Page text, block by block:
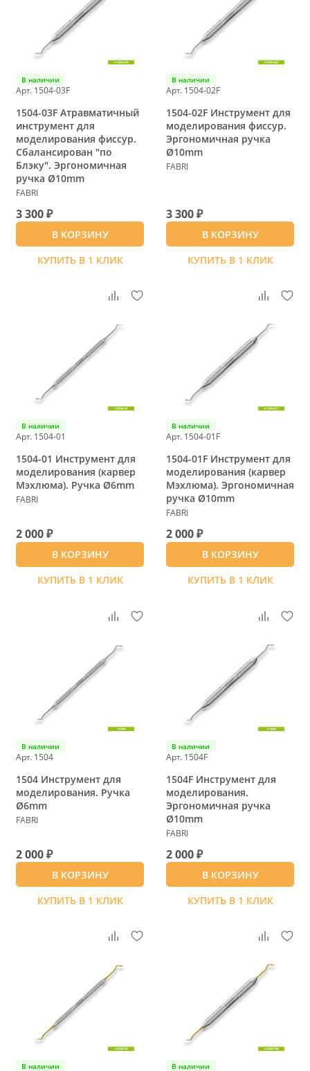
В наличии
Арт. 1504-03F
1504-03F Атравматичный
инструмент для
моделирования фиссур.
Сбалансирован "по
Блэку". Эргономичная
ручка Ø10mm
FABRI
3 300 ₽
В КОРЗИНУ
КУПИТЬ В 1 КЛИК
В наличии
Арт. 1504-02F
1504-02F Инструмент для
моделирования фиссур.
Эргономичная ручка
Ø10mm
FABRI
3 300 ₽
В КОРЗИНУ
КУПИТЬ В 1 КЛИК
В наличии
Арт. 1504-01
1504-01 Инструмент для
моделирования (карвер
Мэхлюма). Ручка Ø6mm
FABRI
2 000 ₽
В КОРЗИНУ
КУПИТЬ В 1 КЛИК
В наличии
Арт. 1504-01F
1504-01F Инструмент для
моделирования (карвер
Мэхлюма). Эргономичная
ручка Ø10mm
FABRI
2 000 ₽
В КОРЗИНУ
КУПИТЬ В 1 КЛИК
В наличии
Арт. 1504
1504 Инструмент для
моделирования. Ручка
Ø6mm
FABRI
2 000 ₽
В КОРЗИНУ
КУПИТЬ В 1 КЛИК
В наличии
Арт. 1504F
1504F Инструмент для
моделирования.
Эргономичная ручка
Ø10mm
FABRI
2 000 ₽
В КОРЗИНУ
КУПИТЬ В 1 КЛИК
В наличии В наличии